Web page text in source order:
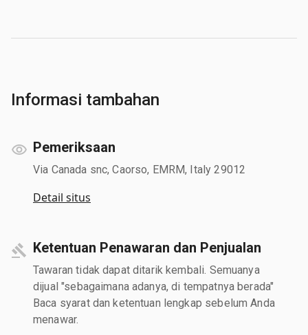
Informasi tambahan
Pemeriksaan
Via Canada snc, Caorso, EMRM, Italy 29012
Detail situs
Ketentuan Penawaran dan Penjualan
Tawaran tidak dapat ditarik kembali. Semuanya
dijual "sebagaimana adanya, di tempatnya berada"
Baca syarat dan ketentuan lengkap sebelum Anda
menawar.